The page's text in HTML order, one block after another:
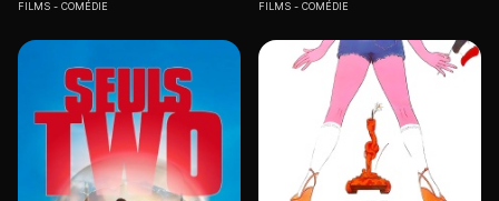
FILMS COMÉDIE FILMS COMÉDIE